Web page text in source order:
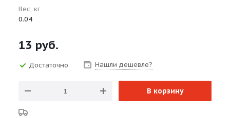
Вес, кг
0.04
13 руб.
Достаточно Нашли дешевле?
В корзину